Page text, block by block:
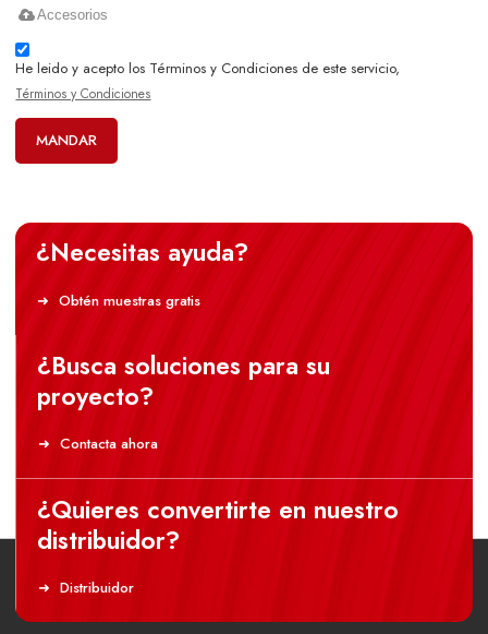
Accesorios
He leido y acepto los Términos y Condiciones de este servicio,
Términos y Condiciones
MANDAR
¿Necesitas ayuda?
Obtén muestras gratis
¿Busca soluciones para su
proyecto?
Contacta ahora
¿Quieres convertirte en nuestro
distribuidor?
Distribuidor